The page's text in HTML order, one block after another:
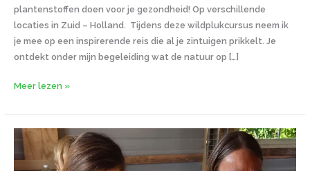
plantenstoffen doen voor je gezondheid! Op verschillende
locaties in Zuid – Holland. Tijdens deze wildplukcursus neem ik
je mee op een inspirerende reis die al je zintuigen prikkelt. Je
ontdekt onder mijn begeleiding wat de natuur op […]
Meer lezen »
Kruidencursus